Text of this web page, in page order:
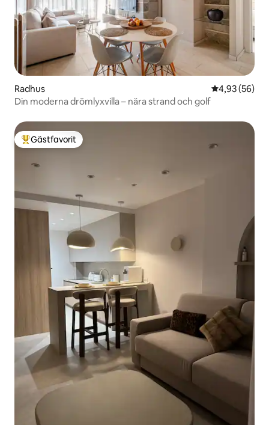
Radhus 4,93 av 5 i
4,93 (56)
Din moderna drömlyxvilla – nära strand och golf
Populär gästfavorit
Gästfavorit